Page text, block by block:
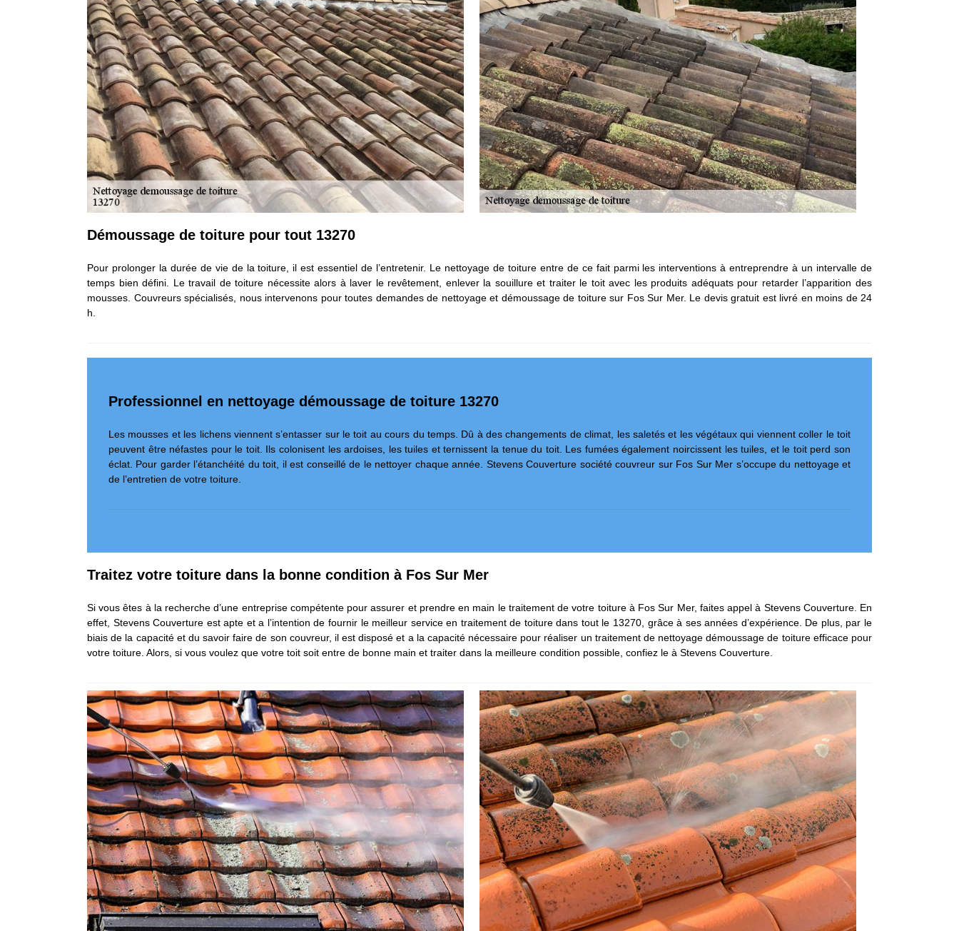
Démoussage de toiture pour tout 13270
Pour prolonger la durée de vie de la toiture, il est essentiel de l’entretenir. Le nettoyage de toiture entre de ce fait parmi les interventions à entreprendre à un intervalle de
temps bien défini. Le travail de toiture nécessite alors à laver le revêtement, enlever la souillure et traiter le toit avec les produits adéquats pour retarder l’apparition des
mousses. Couvreurs spécialisés, nous intervenons pour toutes demandes de nettoyage et démoussage de toiture sur Fos Sur Mer. Le devis gratuit est livré en moins de 24
h.
Professionnel en nettoyage démoussage de toiture 13270
Les mousses et les lichens viennent s’entasser sur le toit au cours du temps. Dû à des changements de climat, les saletés et les végétaux qui viennent coller le toit
peuvent être néfastes pour le toit. Ils colonisent les ardoises, les tuiles et ternissent la tenue du toit. Les fumées également noircissent les tuiles, et le toit perd son
éclat. Pour garder l’étanchéité du toit, il est conseillé de le nettoyer chaque année. Stevens Couverture société couvreur sur Fos Sur Mer s’occupe du nettoyage et
de l’entretien de votre toiture.
Traitez votre toiture dans la bonne condition à Fos Sur Mer
Si vous êtes à la recherche d’une entreprise compétente pour assurer et prendre en main le traitement de votre toiture à Fos Sur Mer, faites appel à Stevens Couverture. En
effet, Stevens Couverture est apte et a l’intention de fournir le meilleur service en traitement de toiture dans tout le 13270, grâce à ses années d’expérience. De plus, par le
biais de la capacité et du savoir faire de son couvreur, il est disposé et a la capacité nécessaire pour réaliser un traitement de nettoyage démoussage de toiture efficace pour
votre toiture. Alors, si vous voulez que votre toit soit entre de bonne main et traiter dans la meilleure condition possible, confiez le à Stevens Couverture.